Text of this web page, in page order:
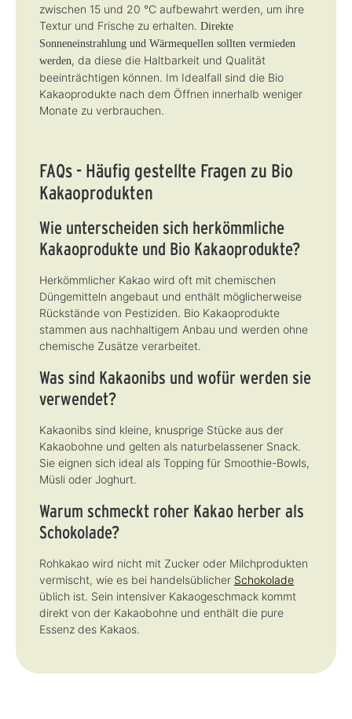
zwischen 15 und 20 °C aufbewahrt werden, um ihre
Textur und Frische zu erhalten. Direkte
Sonneneinstrahlung und Wärmequellen sollten vermieden
werden, da diese die Haltbarkeit und Qualität
beeinträchtigen können. Im Idealfall sind die Bio
Kakaoprodukte nach dem Öffnen innerhalb weniger
Monate zu verbrauchen.
FAQs - Häufig gestellte Fragen zu Bio
Kakaoprodukten
Wie unterscheiden sich herkömmliche
Kakaoprodukte und Bio Kakaoprodukte?
Herkömmlicher Kakao wird oft mit chemischen
Düngemitteln angebaut und enthält möglicherweise
Rückstände von Pestiziden. Bio Kakaoprodukte
stammen aus nachhaltigem Anbau und werden ohne
chemische Zusätze verarbeitet.
Was sind Kakaonibs und wofür werden sie
verwendet?
Kakaonibs sind kleine, knusprige Stücke aus der
Kakaobohne und gelten als naturbelassener Snack.
Sie eignen sich ideal als Topping für Smoothie-Bowls,
Müsli oder Joghurt.
Warum schmeckt roher Kakao herber als
Schokolade?
Rohkakao wird nicht mit Zucker oder Milchprodukten
vermischt, wie es bei handelsüblicher Schokolade
üblich ist. Sein intensiver Kakaogeschmack kommt
direkt von der Kakaobohne und enthält die pure
Essenz des Kakaos.